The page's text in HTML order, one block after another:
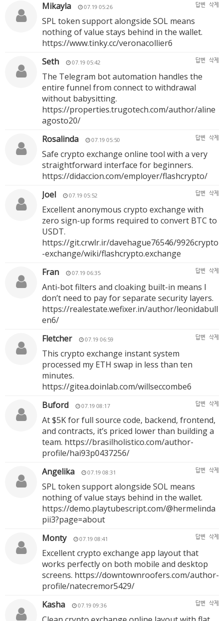
Mikayla
07.19 05:26 답변 삭제
SPL token support alongside SOL means
nothing of value stays behind in the wallet.
https://www.tinky.cc/veronacollier6
Seth
07.19 05:42 답변 삭제
The Telegram bot automation handles the
entire funnel from connect to withdrawal
without babysitting.
https://properties.trugotech.com/author/aline
agosto20/
Rosalinda
07.19 05:50 답변 삭제
Safe crypto exchange online tool with a very
straightforward interface for beginners.
https://didaccion.com/employer/flashcrypto/
Joel
07.19 05:52 답변 삭제
Excellent anonymous crypto exchange with
zero sign-up forms required to convert BTC to
USDT.
https://git.crwlr.ir/davehague76546/9926crypto
-exchange/wiki/flashcrypto.exchange
Fran
07.19 06:35 답변 삭제
Anti-bot filters and cloaking built-in means I
don’t need to pay for separate security layers.
https://realestate.wefixer.in/author/leonidabull
en6/
Fletcher
07.19 06:59 답변 삭제
This crypto exchange instant system
processed my ETH swap in less than ten
minutes.
https://gitea.doinlab.com/willseccombe6
Buford
07.19 08:17 답변 삭제
At $5K for full source code, backend, frontend,
and contracts, it’s priced lower than building a
team. https://brasilholistico.com/author-
profile/hai93p0437256/
Angelika
07.19 08:31 답변 삭제
SPL token support alongside SOL means
nothing of value stays behind in the wallet.
https://demo.playtubescript.com/@hermelinda
pii3?page=about
Monty
07.19 08:41 답변 삭제
Excellent crypto exchange app layout that
works perfectly on both mobile and desktop
screens. https://downtownroofers.com/author-
profile/natecremor5429/
Kasha
07.19 09:36 답변 삭제